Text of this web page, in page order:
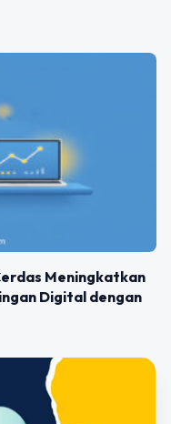
Meningkatkan
Digital dengan